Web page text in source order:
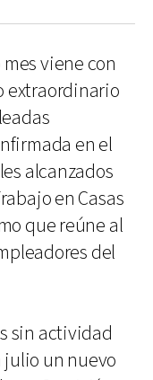
mes viene con
extraordinario
en el
alcanzados
en Casas
que reúne al
del
sin actividad
un nuevo